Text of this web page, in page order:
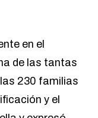
en el
de las tantas
230 familias
y el